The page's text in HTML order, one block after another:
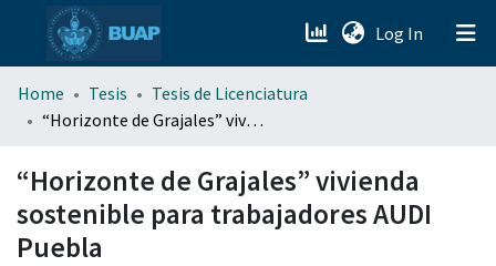
Log In (current)
menu.section.about_menu
Home Tesis
Tesis de Licenciatura
“Horizonte de Grajales” vivienda sostenible para trabajadores AUDI Puebla
“Horizonte de Grajales” vivienda
sostenible para trabajadores AUDI
Puebla